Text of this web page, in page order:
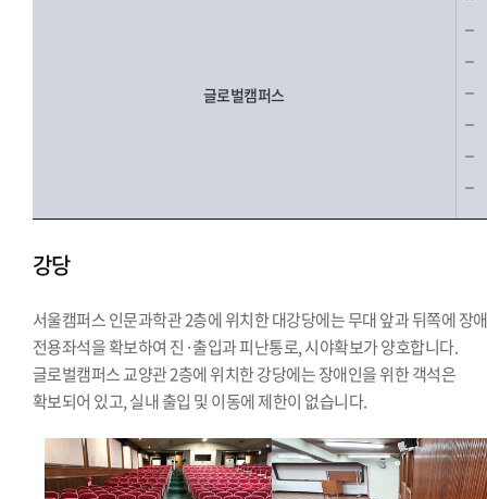
글로벌캠퍼스
강당
서울캠퍼스 인문과학관 2층에 위치한 대강당에는 무대 앞과 뒤쪽에 장
전용좌석을 확보하여 진·출입과 피난통로, 시야확보가 양호합니다.
글로벌캠퍼스 교양관 2층에 위치한 강당에는 장애인을 위한 객석은
확보되어 있고, 실내 출입 및 이동에 제한이 없습니다.